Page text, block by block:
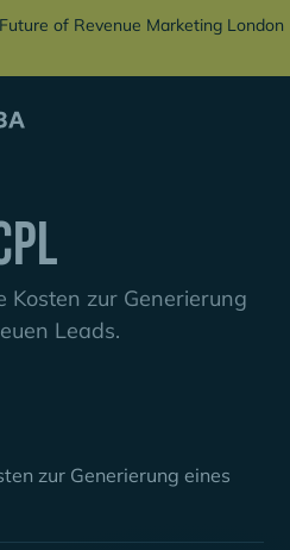
of Revenue Marketing
Kosten zur Generierung
Leads.
zur Generierung eines